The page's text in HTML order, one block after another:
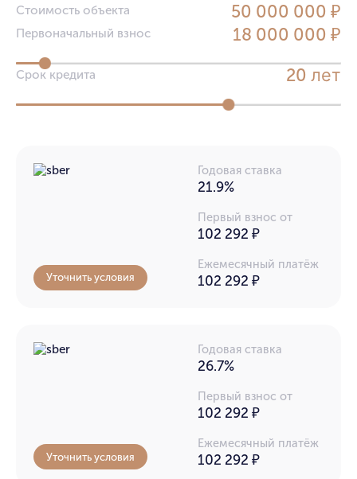
Стоимость объекта 50 000 000 ₽
Первоначальный взнос 18 000 000 ₽
Срок кредита 20 лет
Годовая ставка
21.9%
Первый взнос от
102 292 ₽
Ежемесячный платёж
102 292 ₽
Уточнить условия
Годовая ставка
26.7%
Первый взнос от
102 292 ₽
Ежемесячный платёж
102 292 ₽
Уточнить условия